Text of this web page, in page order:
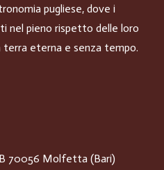
pugliese, dove i
nel pieno rispetto delle loro
terra eterna e senza tempo.
70056 Molfetta (Bari)